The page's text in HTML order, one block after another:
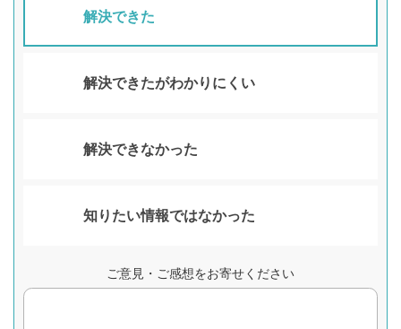
解決できた
解決できたがわかりにくい
解決できなかった
知りたい情報ではなかった
ご意見・ご感想をお寄せください